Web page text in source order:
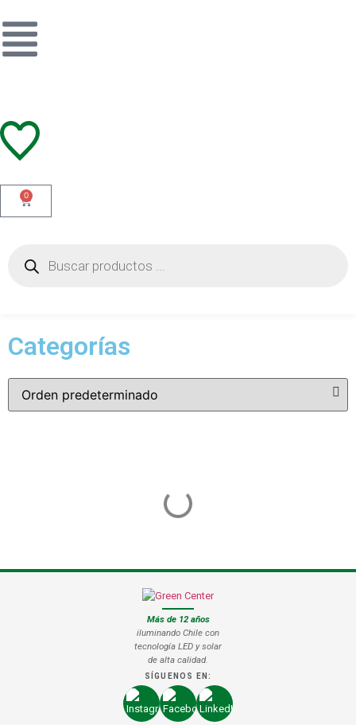
0
Categorías
Más de 12 años
iluminando Chile con
tecnología LED y solar
de alta calidad.
SÍGUENOS EN: